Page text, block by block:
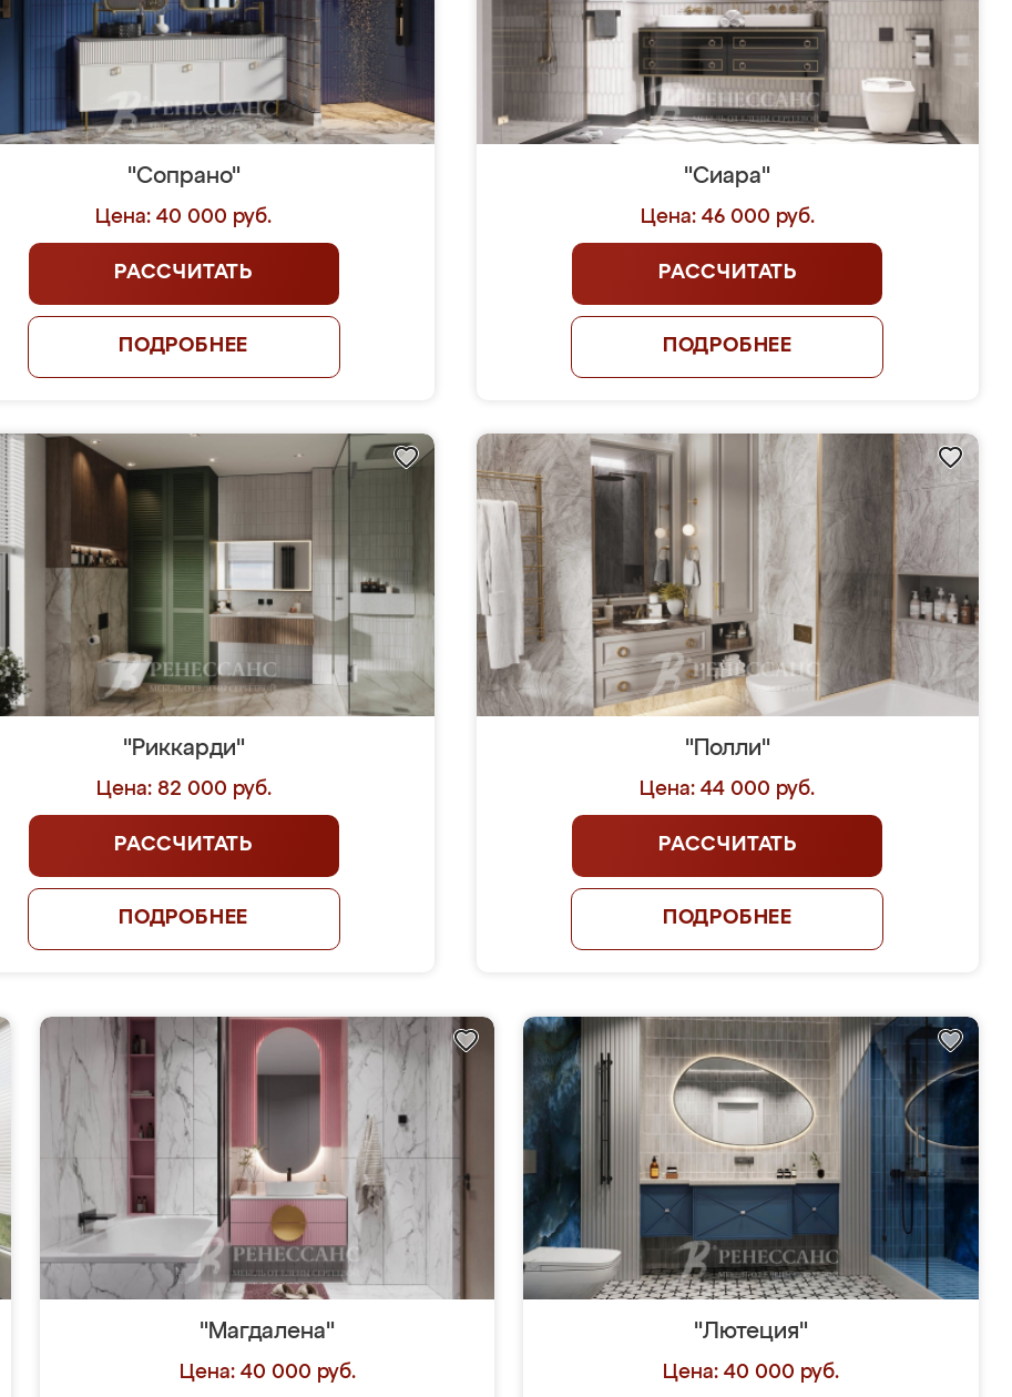
"Сопрано"
Цена: 40 000 руб.
РАССЧИТАТЬ
ПОДРОБНЕЕ
"Сиара"
Цена: 46 000 руб.
РАССЧИТАТЬ
ПОДРОБНЕЕ
"Риккарди"
Цена: 82 000 руб.
РАССЧИТАТЬ
ПОДРОБНЕЕ
"Полли"
Цена: 44 000 руб.
РАССЧИТАТЬ
ПОДРОБНЕЕ
"Магдалена"
Цена: 40 000 руб.
"Лютеция"
Цена: 40 000 руб.